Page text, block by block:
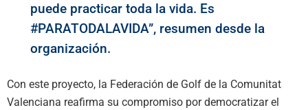
puede practicar toda la vida. Es
#PARATODALAVIDA”, resumen desde la
organización.
Con este proyecto, la Federación de Golf de la Comunitat
Valenciana reafirma su compromiso por democratizar el